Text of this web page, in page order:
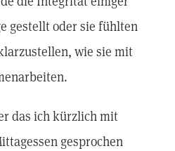
gestellt oder sie fühlten
wie sie mit
das ich kürzlich mit
gesprochen